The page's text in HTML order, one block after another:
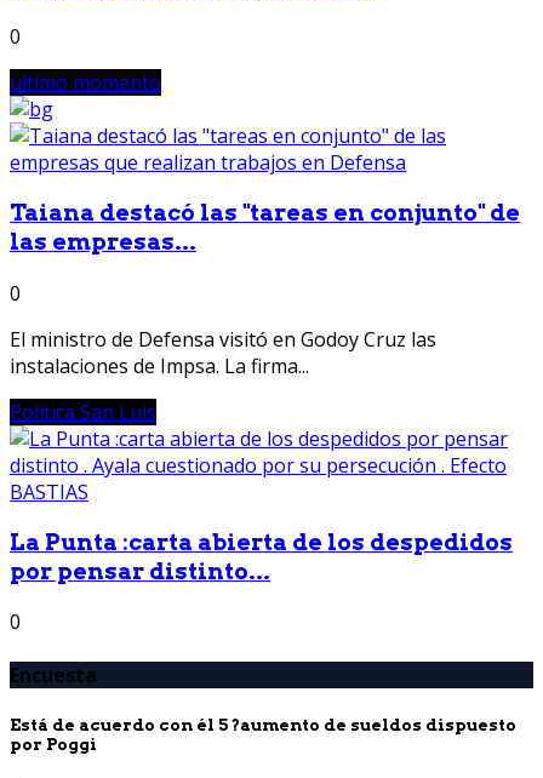
0
ultimo momento
Taiana destacó las "tareas en conjunto" de
las empresas...
0
El ministro de Defensa visitó en Godoy Cruz las
instalaciones de Impsa. La firma...
Política San Luis
La Punta :carta abierta de los despedidos
por pensar distinto...
0
Encuesta
Está de acuerdo con él 5 ?aumento de sueldos dispuesto
por Poggi